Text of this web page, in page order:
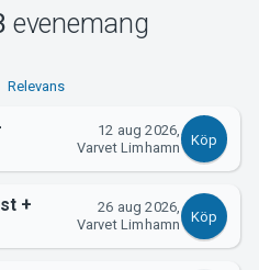
evenemang
Relevans
12 aug 2026,
Varvet Limhamn
Köp
+
26 aug 2026,
Varvet Limhamn
Köp